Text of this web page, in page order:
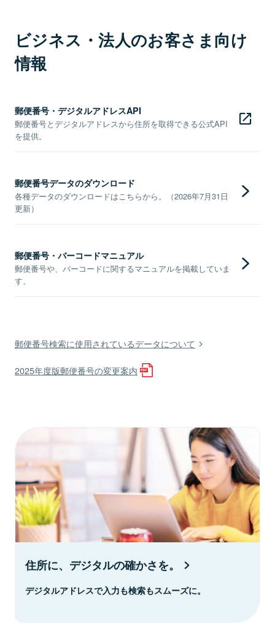
ビジネス・法人のお客さま向け
情報
郵便番号・デジタルアドレスAPI
郵便番号とデジタルアドレスから住所を取得できる公式API
を提供。
郵便番号データのダウンロード
各種データのダウンロードはこちらから。（2026年7月31日
更新）
郵便番号・バーコードマニュアル
郵便番号や、バーコードに関するマニュアルを掲載していま
す。
郵便番号検索に使用されているデータについて
2025年度版郵便番号の変更案内
住所に、デジタルの確かさを。
デジタルアドレスで入力も検索もスムーズに。